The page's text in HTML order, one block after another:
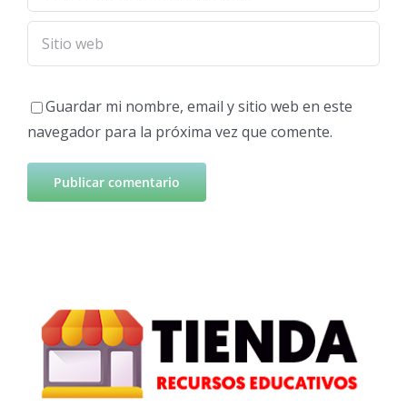
Guardar mi nombre, email y sitio web en este
navegador para la próxima vez que comente.